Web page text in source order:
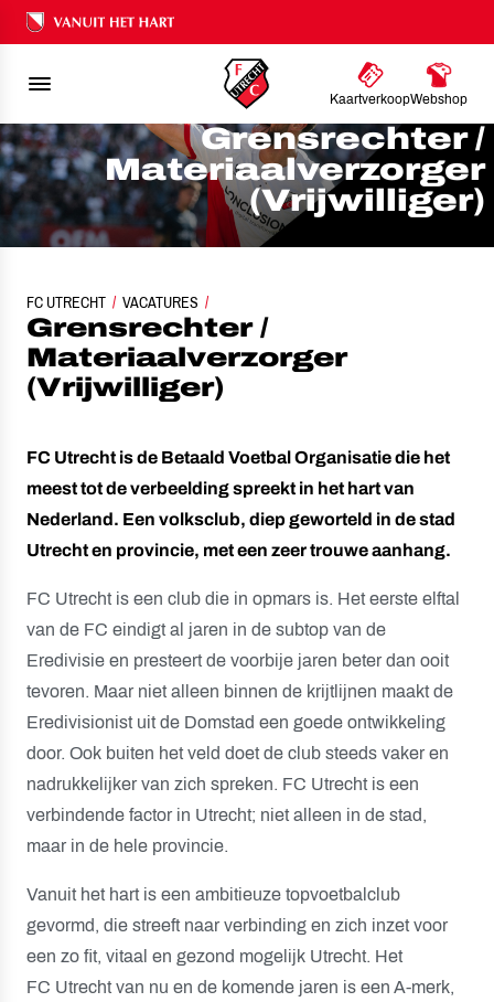
Ons nalatenschap
KaartverkoopWebshop
Grensrechter /
Materiaalverzorger
(Vrijwilliger)
FC UTRECHT VACATURES
GRENSRECHTER / MATERIAALVERZORGER
Grensrechter /
Materiaalverzorger
(Vrijwilliger)
FC Utrecht is de Betaald Voetbal Organisatie die het
meest tot de verbeelding spreekt in het hart van
Nederland. Een volksclub, diep geworteld in de stad
Utrecht en provincie, met een zeer trouwe aanhang.
FC Utrecht is een club die in opmars is. Het eerste elftal
van de FC eindigt al jaren in de subtop van de
Eredivisie en presteert de voorbije jaren beter dan ooit
tevoren. Maar niet alleen binnen de krijtlijnen maakt de
Eredivisionist uit de Domstad een goede ontwikkeling
door. Ook buiten het veld doet de club steeds vaker en
nadrukkelijker van zich spreken. FC Utrecht is een
verbindende factor in Utrecht; niet alleen in de stad,
maar in de hele provincie.
Vanuit het hart is een ambitieuze topvoetbalclub
gevormd, die streeft naar verbinding en zich inzet voor
een zo fit, vitaal en gezond mogelijk Utrecht. Het
FC Utrecht van nu en de komende jaren is een A-merk,